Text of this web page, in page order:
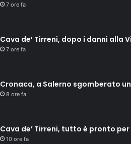
7 ore fa
Cava de’ Tirreni, dopo i danni alla
7 ore fa
Cronaca, a Salerno sgomberato
8 ore fa
Cava de’ Tirreni, tutto è pronto
10 ore fa